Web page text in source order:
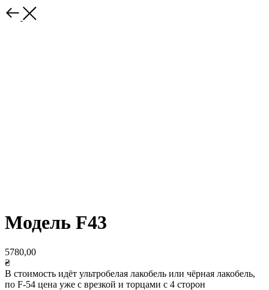
Модель F43
5780,00
₴
В стоимость идёт ультробелая лакобель или чёрная лакобель,
по F-54 цена уже с врезкой и торцами с 4 сторон